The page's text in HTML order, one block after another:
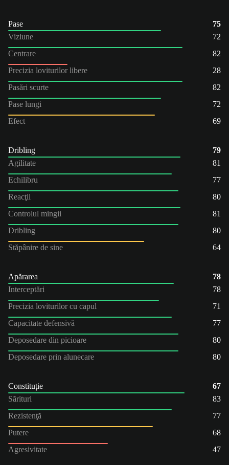
Pase
75
Viziune
72
Centrare
82
Precizia loviturilor libere
28
Pasări scurte
82
Pase lungi
72
Efect
69
Dribling
79
Agilitate
81
Echilibru
77
Reacţii
80
Controlul mingii
81
Dribling
80
Stăpânire de sine
64
Apărarea
78
Interceptări
78
Precizia loviturilor cu capul
71
Capacitate defensivă
77
Deposedare din picioare
80
Deposedare prin alunecare
80
Constituție
67
Sărituri
83
Rezistenţă
77
Putere
68
Agresivitate
47